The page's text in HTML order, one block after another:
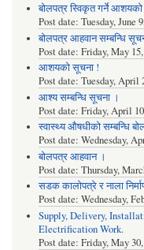
बोलपत्र स्विकृत गर्ने
Post date: Tuesday, June
बोलपत्र आहवान सम्बन्धि
Post date: Friday, May
आशयको सूचना !
Post date: Tuesday, April
आश्य सम्बन्धि सूचना ।
Post date: Friday, April
स्वास्थ्य औषधीको सम्बन्धि
Post date: Wednesday,
बोलपत्र आहवान ।
Post date: Thursday,
सडक कालोपत्रे र नाला
Post date: Wednesday,
Supply, Delivery,
Electrification Work.
Post date: Friday, May